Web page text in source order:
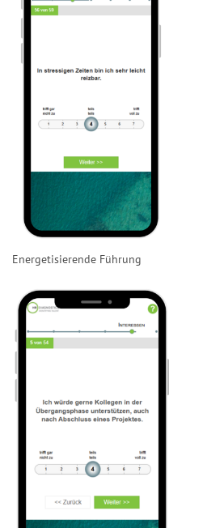
Energetisierende Führung